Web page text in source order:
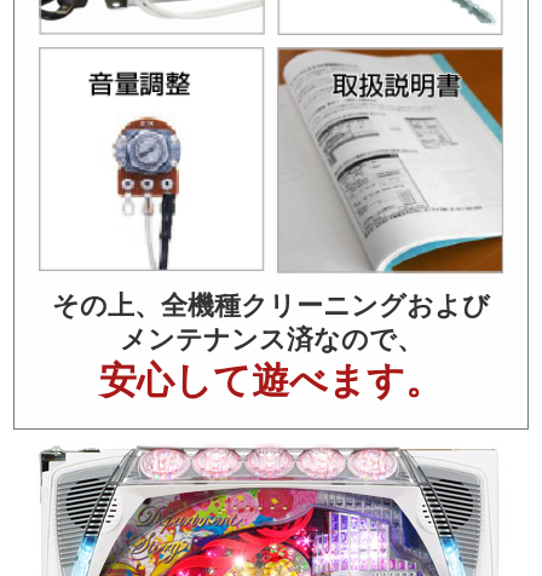
その上、全機種クリーニングおよび
メンテナンス済なので、
安心して遊べます。